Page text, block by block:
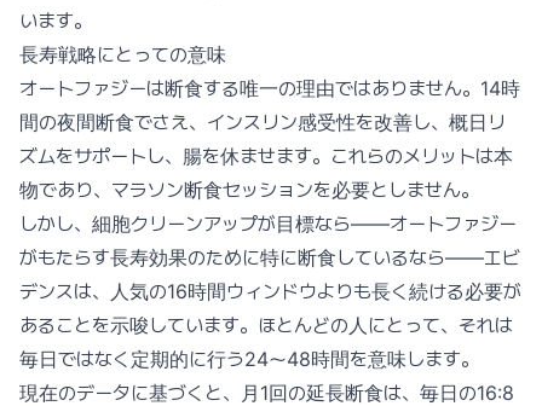
います。
長寿戦略にとっての意味
オートファジーは断食する唯一の理由ではありません。14時
間の夜間断食でさえ、インスリン感受性を改善し、概日リ
ズムをサポートし、腸を休ませます。これらのメリットは本
物であり、マラソン断食セッションを必要としません。
しかし、細胞クリーンアップが目標なら——オートファジー
がもたらす長寿効果のために特に断食しているなら——エビ
デンスは、人気の16時間ウィンドウよりも長く続ける必要が
あることを示唆しています。ほとんどの人にとって、それは
毎日ではなく定期的に行う24〜48時間を意味します。
現在のデータに基づくと、月1回の延長断食は、毎日の16:8